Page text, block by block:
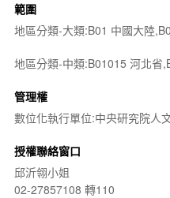
範圍
地區分類-大類:B01 中國大陸
地區分類-中類:B01015 河北省
管理權
數位化執行單位:中央研究院人
授權聯絡窗口
邱沂翎小姐
02-27857108 轉110